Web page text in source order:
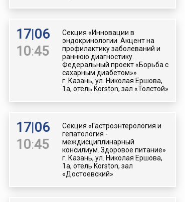
17|06
10:45
Секция «Инновации в
эндокринологии. Акцент на
профилактику заболеваний и
раннюю диагностику.
Федеральный проект «Борьба с
сахарным диабетом»»
г. Казань, ул. Николая Ершова,
1а, отель Korston, зал «Толстой»
17|06
10:45
Секция «Гастроэнтерология и
гепатология -
междисциплинарный
консилиум. Здоровое питание»
г. Казань, ул. Николая Ершова,
1а, отель Korston, зал
«Достоевский»